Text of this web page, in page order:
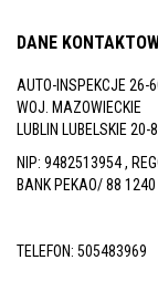
DANE
AUTO-INSPEKCJE 26-
WOJ. MAZOWIECKIE
LUBLIN LUBELSKIE 20-
NIP: 9482513954 ,
BANK PEKAO/ 88
TELEFON: 505483969